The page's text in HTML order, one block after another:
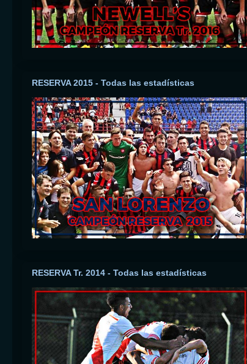
RESERVA 2015 - Todas las estadísticas
RESERVA Tr. 2014 - Todas las estadísticas